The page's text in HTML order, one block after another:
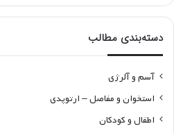
دسته‌بندی مطالب
آسم و آلرژی
استخوان و مفاصل – ارتوپدی
اطفال و کودکان